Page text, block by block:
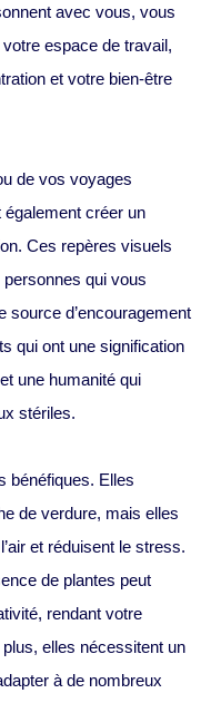
avec vous, vous
espace de travail,
et votre bien-être
de vos voyages
créer un
Ces repères visuels
qui vous
source d’encouragement
qui ont une signification
une humanité qui
stériles.
bénéfiques. Elles
de verdure, mais elles
et réduisent le stress.
de plantes peut
rendant votre
elles nécessitent un
à de nombreux